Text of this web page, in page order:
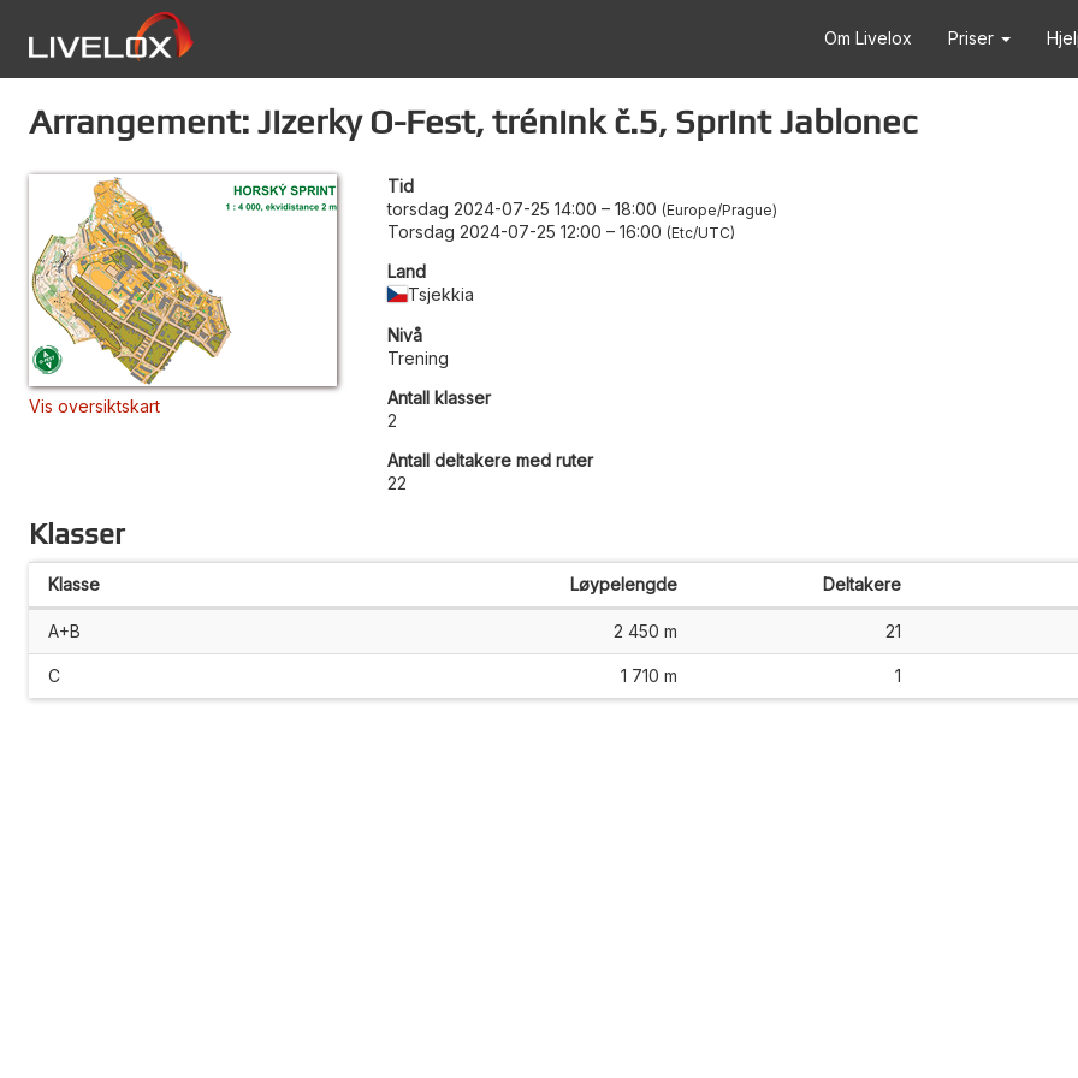
Om Livelox Priser
Arrangement: Jizerky O-Fest, trénink č.5, Sprint Jablonec
Vis oversiktskart
Tid
torsdag 2024-07-25 14:00 – 18:00 Europe/Prague
Torsdag 2024-07-25 12:00 – 16:00 Etc/UTC
Land
Tsjekkia
Nivå
Trening
Antall klasser
2
Antall deltakere med ruter
22
Klasser
Klasse Løypelengde Deltakere
A+B 2 450 m 21
C 1 710 m 1